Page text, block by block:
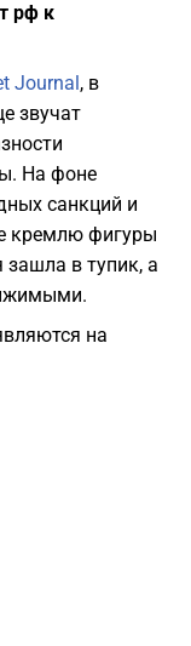
рф к
Journal , в
звучат
На фоне
санкций и
кремлю фигуры
зашла в тупик, а
на